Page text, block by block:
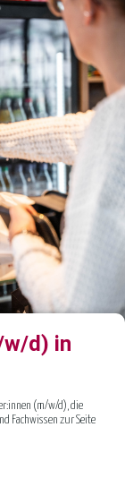
d) in
(m/w/d), die
Fachwissen zur Seite